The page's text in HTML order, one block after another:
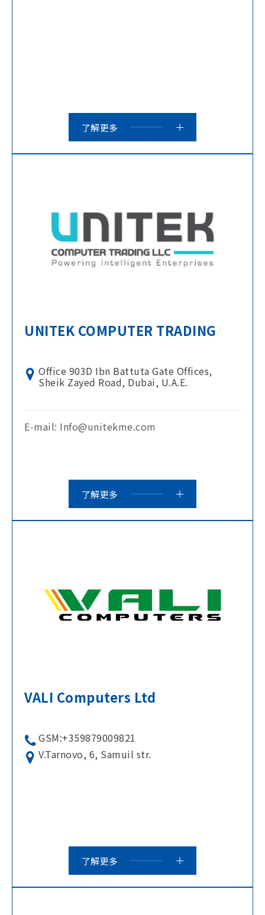
了解更多
UNITEK COMPUTER TRADING
Office 903D Ibn Battuta Gate Offices,
Sheik Zayed Road, Dubai, U.A.E.
E-mail: Info@unitekme.com
了解更多
VALI Computers Ltd
GSM:+359879009821
V.Tarnovo, 6, Samuil str.
了解更多